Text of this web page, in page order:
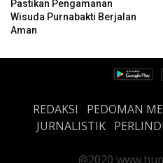
Pastikan Pengamanan
Wisuda Purnabakti Berjalan
Aman
REDAKSI PEDOMAN
JURNALISTIK
@2020